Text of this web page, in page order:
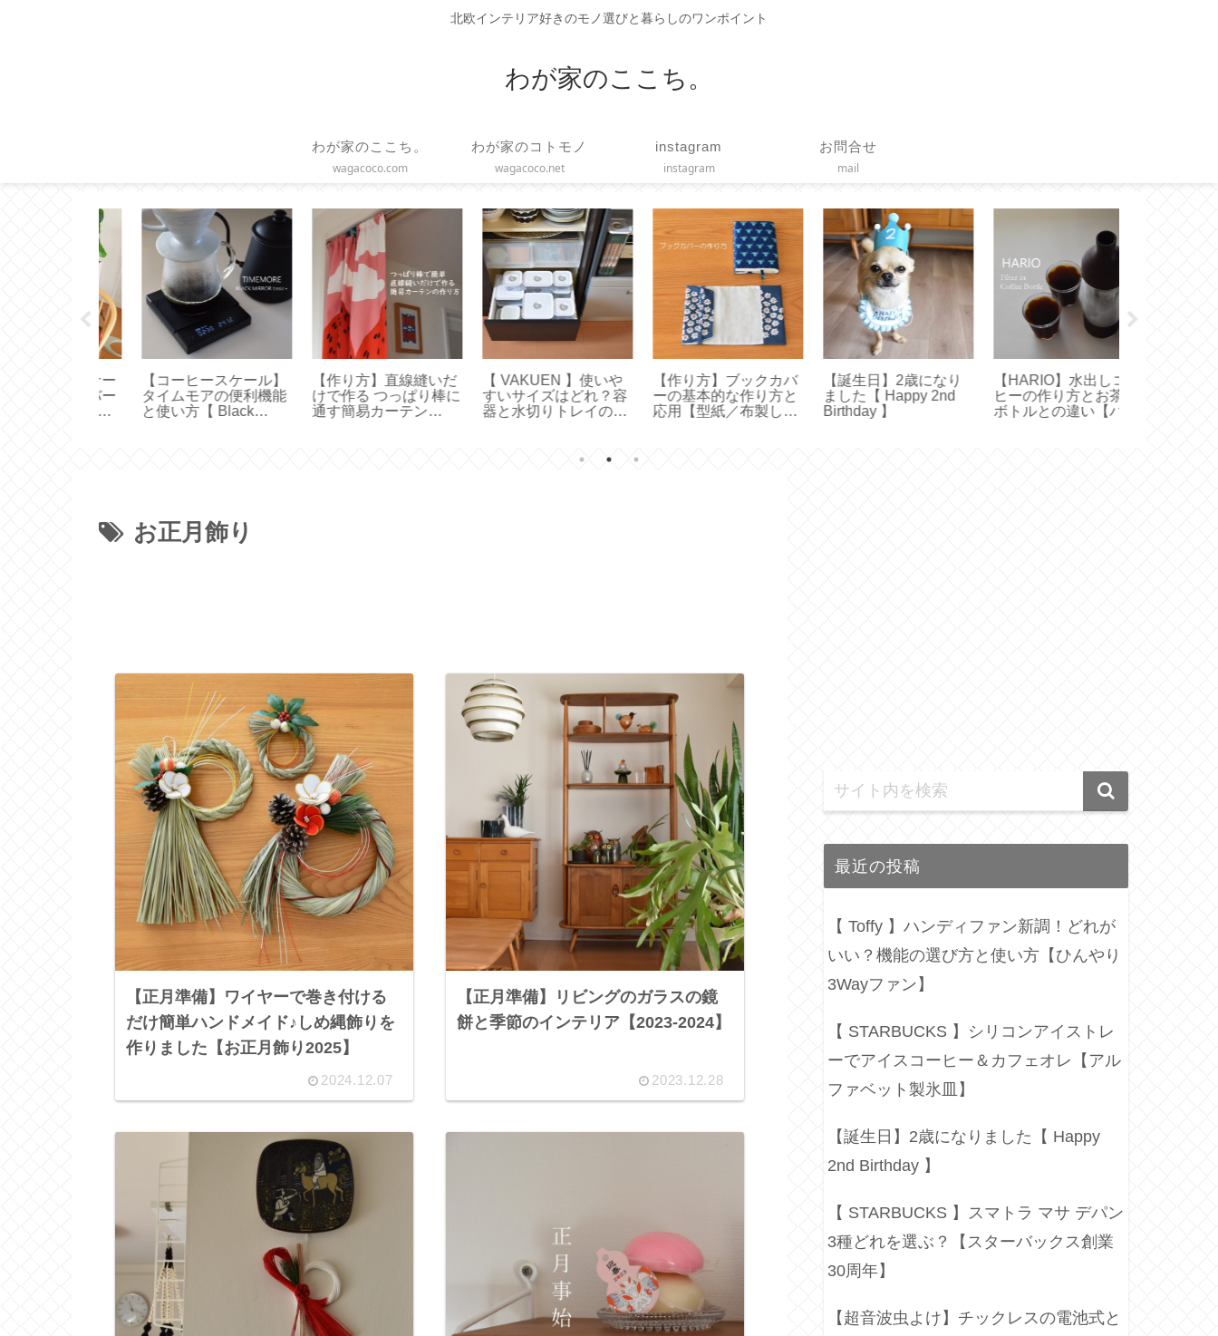
北欧インテリア好きのモノ選びと暮らしのワンポイント
わが家のここち。
わが家のここち。
wagacoco.com
わが家のコトモノ
wagacoco.net
instagram
instagram
お問合せ
mail
【コーヒースケール】
タイムモアの便利機能
と使い方【 Black
【作り方】直線縫いだ
けで作る つっぱり棒に
通す簡易カーテン
【 VAKUEN 】使いや
すいサイズはどれ？容
器と水切りトレイのサ
【作り方】ブックカバ
ーの基本的な作り方と
応用【型紙／布製しお
ド】
【誕生日】2歳になり
ました【 Happy 2nd
Birthday 】
【HARIO】水出しコー
ヒーの作り方とお茶用
ボトルとの違い【ハリ
お正月飾り
【正月準備】ワイヤーで巻き付ける
だけ簡単ハンドメイド♪しめ縄飾りを
作りました【お正月飾り2025】
2024.12.07
【正月準備】リビングのガラスの鏡
餅と季節のインテリア【2023-2024】
2023.12.28
最近の投稿
【 Toffy 】ハンディファン新調！どれが
いい？機能の選び方と使い方【ひんやり
3Wayファン】
【 STARBUCKS 】シリコンアイストレ
ーでアイスコーヒー＆カフェオレ【アル
ファベット製氷皿】
【誕生日】2歳になりました【 Happy
2nd Birthday 】
【 STARBUCKS 】スマトラ マサ デパン
3種どれを選ぶ？【スターバックス創業
30周年】
【超音波虫よけ】チックレスの電池式と